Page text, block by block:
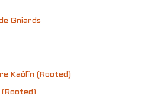
Gniards
Kaôlïn (Rooted)